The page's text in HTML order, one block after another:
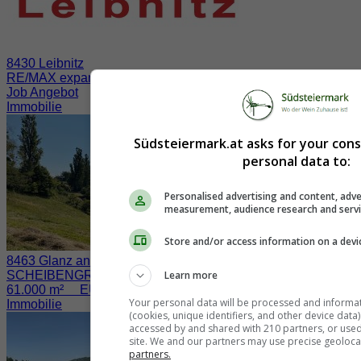
8430 Leibnitz
RE/MAX expandiert in der Südsteiermark
Job Angebot
Immobilie
8463 Glanz an der Weinstraße / Fötschach
SCHEIBENGRUND nahe der WEINSTRASSE
61.000 m² EUR 730.000.-
Immobilie
Südsteiermark.at asks for your
personal data to:
Personalised advertising and content,
measurement, audience research and
Store and/or access information on a
Learn more
Your personal data will be processed and
(cookies, unique identifiers, and other device
accessed by and shared with 210 partners, or
site. We and our partners may use precise
partners.